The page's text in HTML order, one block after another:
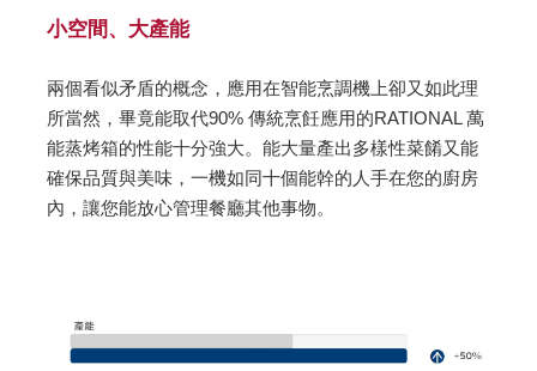
小空間、大產能
兩個看似矛盾的概念，應用在智能烹調機上卻又如此理
所當然，畢竟能取代90% 傳統烹飪應用的RATIONAL 萬
能蒸烤箱的性能十分強大。能大量產出多樣性菜餚又能
確保品質與美味，一機如同十個能幹的人手在您的廚房
內，讓您能放心管理餐廳其他事物。